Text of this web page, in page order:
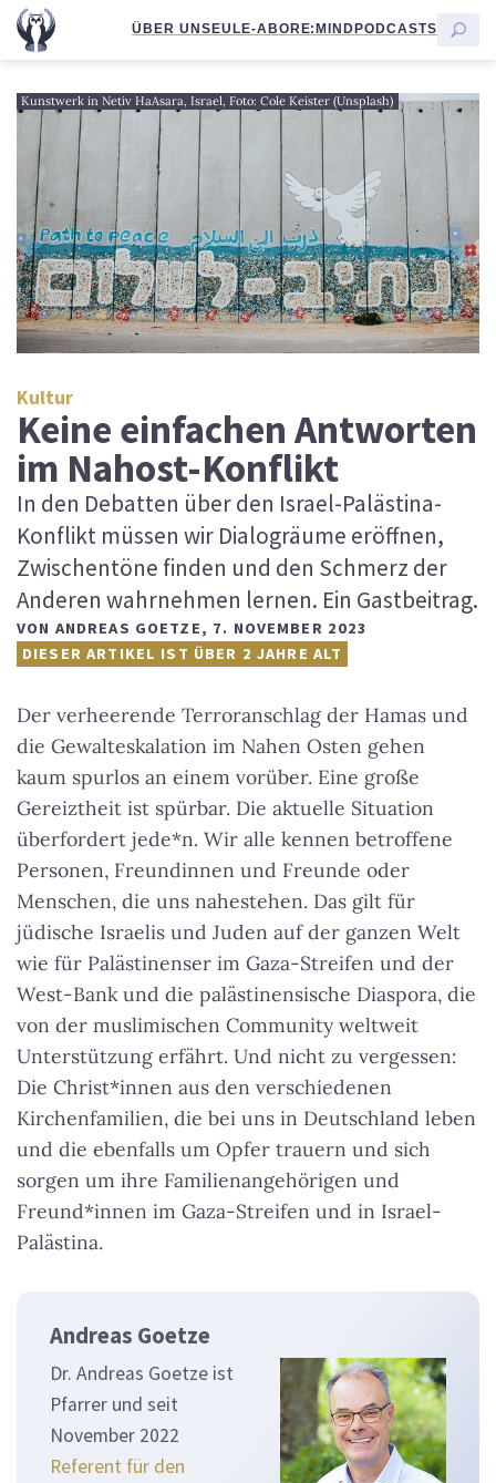
ÜBER UNSEULE-ABORE:MINDPODCASTS
Kunstwerk in Netiv HaAsara, Israel, Foto: Cole Keister (Unsplash)
Kultur
Keine einfachen Antworten
im Nahost-Konflikt
In den Debatten über den Israel-Palästina-
Konflikt müssen wir Dialogräume eröffnen,
Zwischentöne finden und den Schmerz der
Anderen wahrnehmen lernen. Ein Gastbeitrag.
VON ANDREAS GOETZE, 7. NOVEMBER 2023
DIESER ARTIKEL IST ÜBER 2 JAHRE ALT
Der verheerende Terroranschlag der Hamas und
die Gewalteskalation im Nahen Osten gehen
kaum spurlos an einem vorüber. Eine große
Gereiztheit ist spürbar. Die aktuelle Situation
überfordert jede*n. Wir alle kennen betroffene
Personen, Freundinnen und Freunde oder
Menschen, die uns nahestehen. Das gilt für
jüdische Israelis und Juden auf der ganzen Welt
wie für Palästinenser im Gaza-Streifen und der
West-Bank und die palästinensische Diaspora, die
von der muslimischen Community weltweit
Unterstützung erfährt. Und nicht zu vergessen:
Die Christ*innen aus den verschiedenen
Kirchenfamilien, die bei uns in Deutschland leben
und die ebenfalls um Opfer trauern und sich
sorgen um ihre Familienangehörigen und
Freund*innen im Gaza-Streifen und in Israel-
Palästina.
Andreas Goetze
Dr. Andreas Goetze ist
Pfarrer und seit
November 2022
Referent für den